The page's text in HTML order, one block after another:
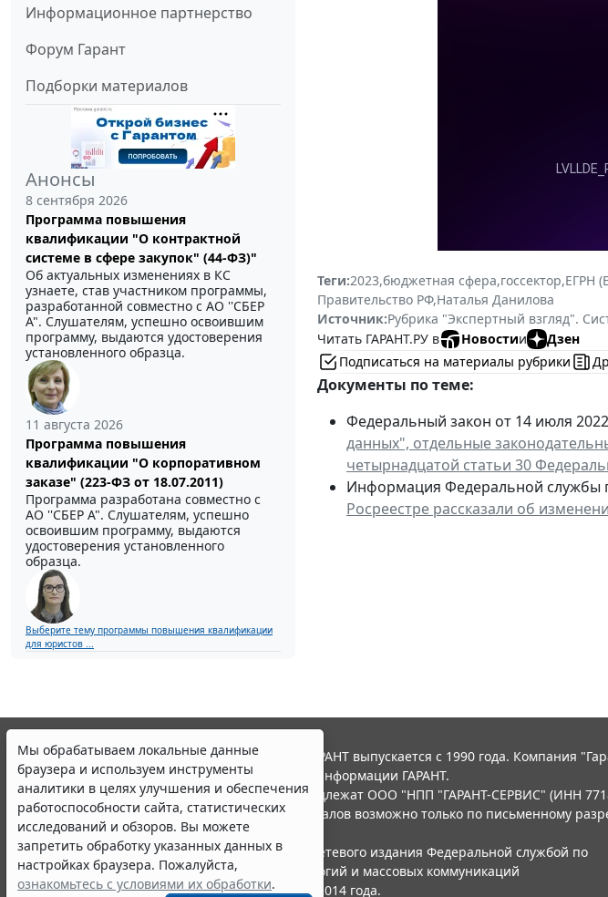
Информационное партнерство
Форум Гарант
Подборки материалов
Анонсы
8 сентября 2026
Программа повышения
квалификации "О контрактной
системе в сфере закупок" (44-ФЗ)"
Об актуальных изменениях в КС
узнаете, став участником программы,
разработанной совместно с АО ''СБЕР
А". Слушателям, успешно освоившим
программу, выдаются удостоверения
установленного образца.
11 августа 2026
Программа повышения
квалификации "О корпоративном
заказе" (223-ФЗ от 18.07.2011)
Программа разработана совместно с
АО ''СБЕР А". Слушателям, успешно
освоившим программу, выдаются
удостоверения установленного
образца.
Выберите тему программы повышения квалификации
для юристов ...
Теги:2023,бюджетная сфера,госсектор,ЕГРН
Правительство РФ,Наталья Данилова
Источник:Рубрика "Экспертный взгляд".
Читать ГАРАНТ.РУ в
Новостии
Дзен
Подписаться на материалы рубрики
Документы по теме:
Федеральный закон от 14 июля
данных", отдельные
четырнадцатой статьи 30
Информация Федеральной службы
Росреестре рассказали об
Мы обрабатываем локальные данные
браузера и используем инструменты
аналитики в целях улучшения и обеспечения
настройках браузера. Пожалуйста,
ознакомьтесь с условиями их обработки
Принять
Erid: 4CQwVszH9pWwojUA9Q3 Реклама
Получите полный доступ к системе
© ООО "НПП "ГАРАНТ-СЕРВИС", 2026. Система ГАРАНТ выпускается с 1990 года. Компания
участниками Российской ассоциации правовой информации ГАРАНТ.
Все права на материалы сайта ГАРАНТ.РУ принадлежат ООО "НПП "ГАРАНТ-СЕРВИС" (ИНН
Полное или частичное воспроизведение материалов возможно только по письменному
Правила использования портала.
Портал ГАРАНТ.РУ зарегистрирован в качестве сетевого издания Федеральной службой по
надзору в сфере связи,информационных технологий и массовых коммуникаций
(Роскомнадзором), Эл № ФС77-58365 от 18 июня 2014 года.